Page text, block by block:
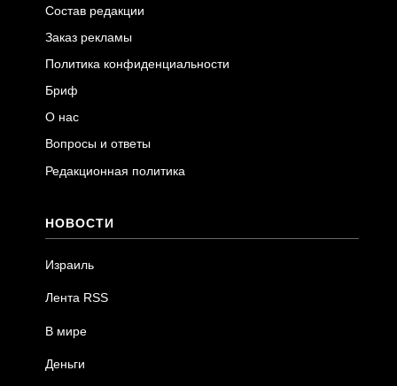
Состав редакции
Заказ рекламы
Политика конфиденциальности
Бриф
О нас
Вопросы и ответы
Редакционная политика
НОВОСТИ
Израиль
Лента RSS
В мире
Деньги